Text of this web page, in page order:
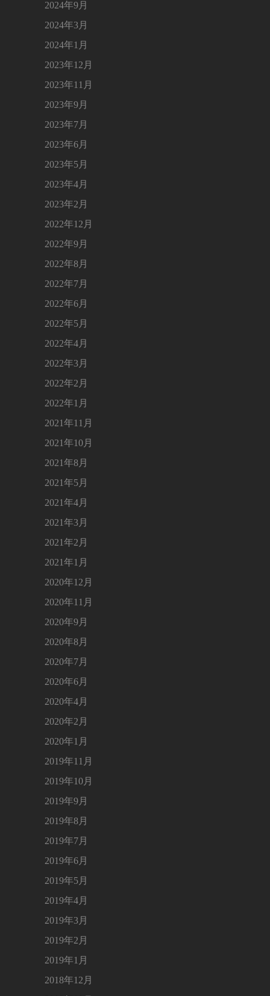
2024年9月
2024年3月
2024年1月
2023年12月
2023年11月
2023年9月
2023年7月
2023年6月
2023年5月
2023年4月
2023年2月
2022年12月
2022年9月
2022年8月
2022年7月
2022年6月
2022年5月
2022年4月
2022年3月
2022年2月
2022年1月
2021年11月
2021年10月
2021年8月
2021年5月
2021年4月
2021年3月
2021年2月
2021年1月
2020年12月
2020年11月
2020年9月
2020年8月
2020年7月
2020年6月
2020年4月
2020年2月
2020年1月
2019年11月
2019年10月
2019年9月
2019年8月
2019年7月
2019年6月
2019年5月
2019年4月
2019年3月
2019年2月
2019年1月
2018年12月